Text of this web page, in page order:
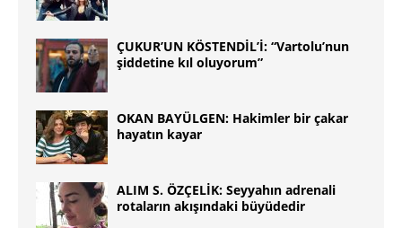
ÇUKUR’UN KÖSTENDİL’İ: “Vartolu’nun
şiddetine kıl oluyorum”
OKAN BAYÜLGEN: Hakimler bir çakar
hayatın kayar
ALIM S. ÖZÇELİK: Seyyahın adrenali
rotaların akışındaki büyüdedir